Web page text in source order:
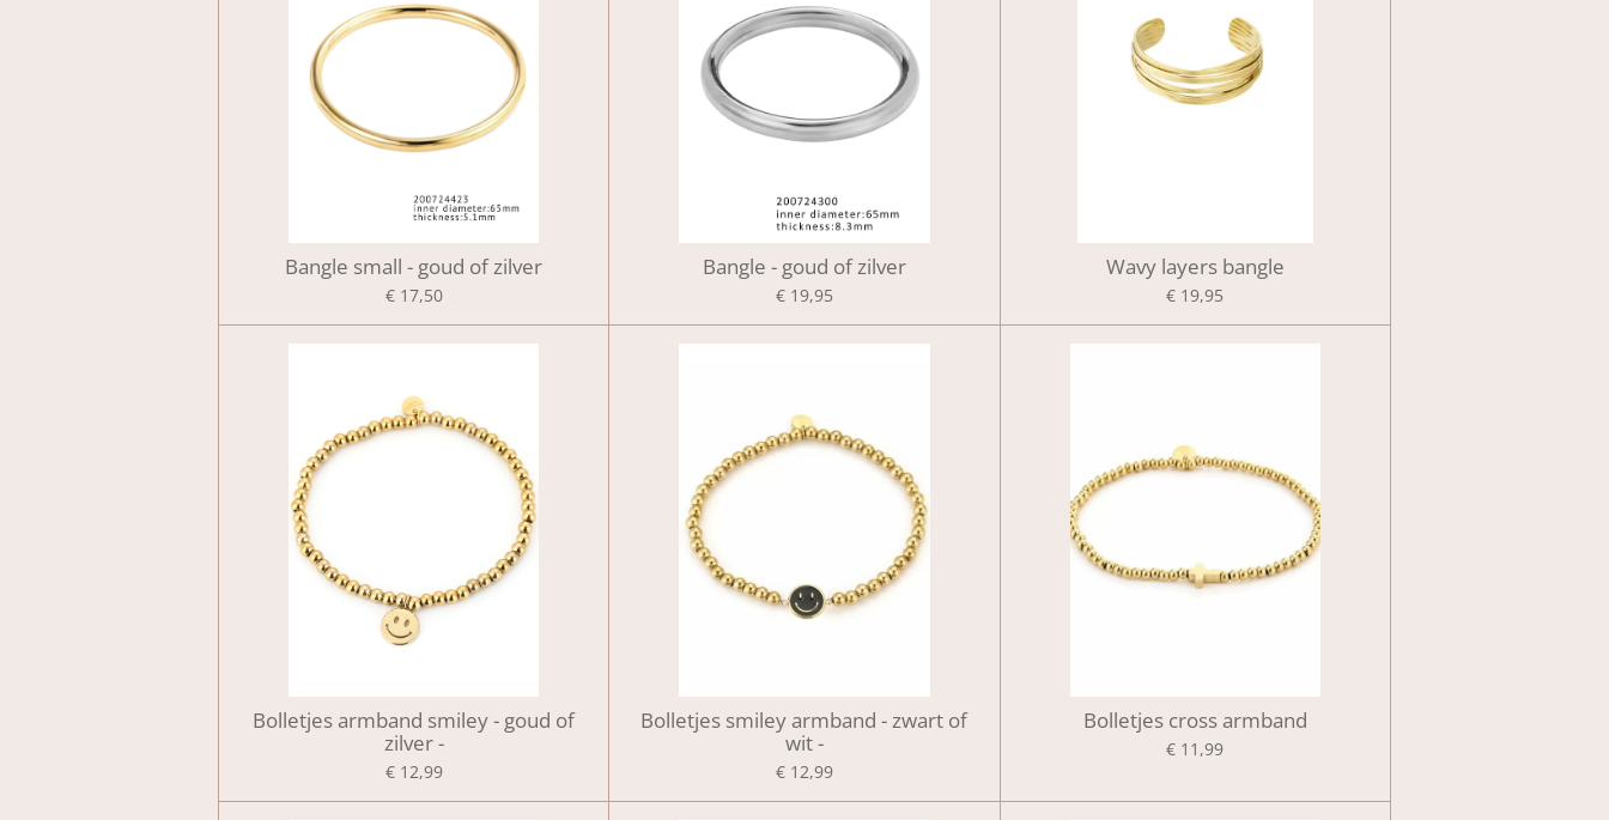
Bangle small - goud of zilver
€ 17,50
Bangle - goud of zilver
€ 19,95
Wavy layers bangle
€ 19,95
Bolletjes armband smiley - goud of
zilver -
€ 12,99
Bolletjes smiley armband - zwart of
wit -
€ 12,99
Bolletjes cross armband
€ 11,99